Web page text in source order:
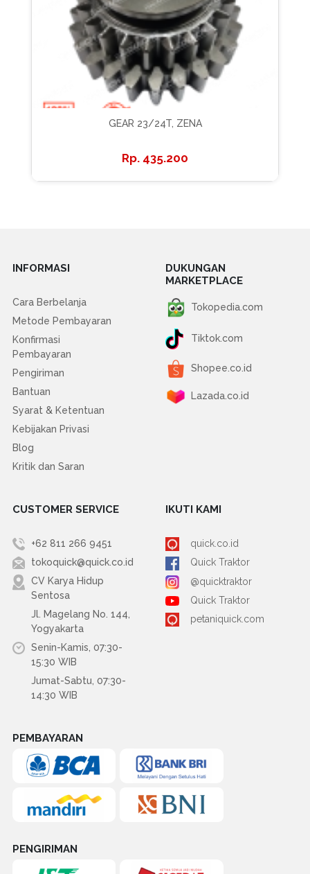
GEAR 23/24T, ZENA
435.200
INFORMASI
Cara Berbelanja
Metode Pembayaran
Konfirmasi
Pembayaran
Pengiriman
Bantuan
Syarat & Ketentuan
Kebijakan Privasi
Blog
Kritik dan Saran
DUKUNGAN
MARKETPLACE
Tokopedia.com
Tiktok.com
Shopee.co.id
Lazada.co.id
CUSTOMER SERVICE
+62 811 266 9451
tokoquick@quick.co.id
CV Karya Hidup
Sentosa
Jl. Magelang No. 144,
Yogyakarta
Senin-Kamis, 07:30-
15:30 WIB
Jumat-Sabtu, 07:30-
14:30 WIB
IKUTI KAMI
quick.co.id
Quick Traktor
@quicktraktor
Quick Traktor
petaniquick.com
PEMBAYARAN
PENGIRIMAN